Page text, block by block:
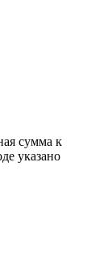
сумма к
указано